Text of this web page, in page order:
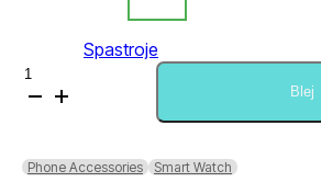
Spastroje
Sasi
Xiaomi
5
Active
Blej
Phone Accessories Smart Watch